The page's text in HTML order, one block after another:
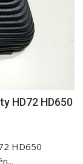
HD72 HD650
HD650